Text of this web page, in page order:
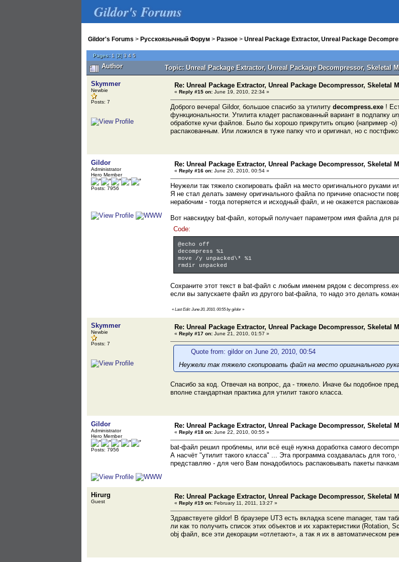
Gildor's Forums
Gildor's Forums > Русскоязычный Форум > Разное > Unreal Package Extractor, Unreal Package
Pages: 1 [2]3 4 5
Author Topic: Unreal Package Extractor, Unreal Package Decompressor, Skeletal
Skymmer
Newbie
Posts: 7
Re: Unreal Package Extractor, Unreal Package Decompressor, Skeletal
« Reply #15 on: June 19, 2010, 22:34 »
Доброго вечера! Gildor, большое спасибо за утилиту decompress.exe !
функциональности. Утилита кладет распакованный вариант в подпапку
обработке кучи файлов. Было бы хорошо прикрутить опцию (например -
распакованным. Или ложился в туже папку что и оригинал, но с
Gildor
Administrator
Hero Member
Posts: 7956
Re: Unreal Package Extractor, Unreal Package Decompressor, Skeletal
« Reply #16 on: June 20, 2010, 00:54 »
Неужели так тяжело скопировать файл на место оригинального руками
Я не стал делать замену оригинального файла по причине опасности
нерабочим - тогда потеряется и исходный файл, и не окажется
Вот навскидку bat-файл, который получает параметром имя файла для
Code:
@echo off
decompress %1
move /y unpacked\* %1
rmdir unpacked
Сохраните этот текст в bat-файл с любым именем рядом с
если вы запускаете файл из другого bat-файла, то надо это делать
« Last Edit: June 20, 2010, 00:55 by gildor »
Skymmer
Newbie
Posts: 7
Re: Unreal Package Extractor, Unreal Package Decompressor, Skeletal
« Reply #17 on: June 21, 2010, 01:57 »
Quote from: gildor on June 20, 2010, 00:54
Неужели так тяжело скопировать файл на место оригинального
Спасибо за код. Отвечая на вопрос, да - тяжело. Иначе бы подобное
вполне стандартная практика для утилит такого класса.
Gildor
Administrator
Hero Member
Posts: 7956
Re: Unreal Package Extractor, Unreal Package Decompressor, Skeletal
« Reply #18 on: June 22, 2010, 00:55 »
bat-файл решил проблемы, или всё ещё нужна доработка самого
А насчёт "утилит такого класса" ... Эта программа создавалась для
представляю - для чего Вам понадобилось распаковывать пакеты
Hirurg
Guest
Re: Unreal Package Extractor, Unreal Package Decompressor, Skeletal
« Reply #19 on: February 11, 2011, 13:27 »
Здравствуете gildor! В браузере UT3 есть вкладка scene manager, там
ли как то получить список этих объектов и их характеристики
obj файл, все эти декорации «отлетают», а так я их в автоматическом